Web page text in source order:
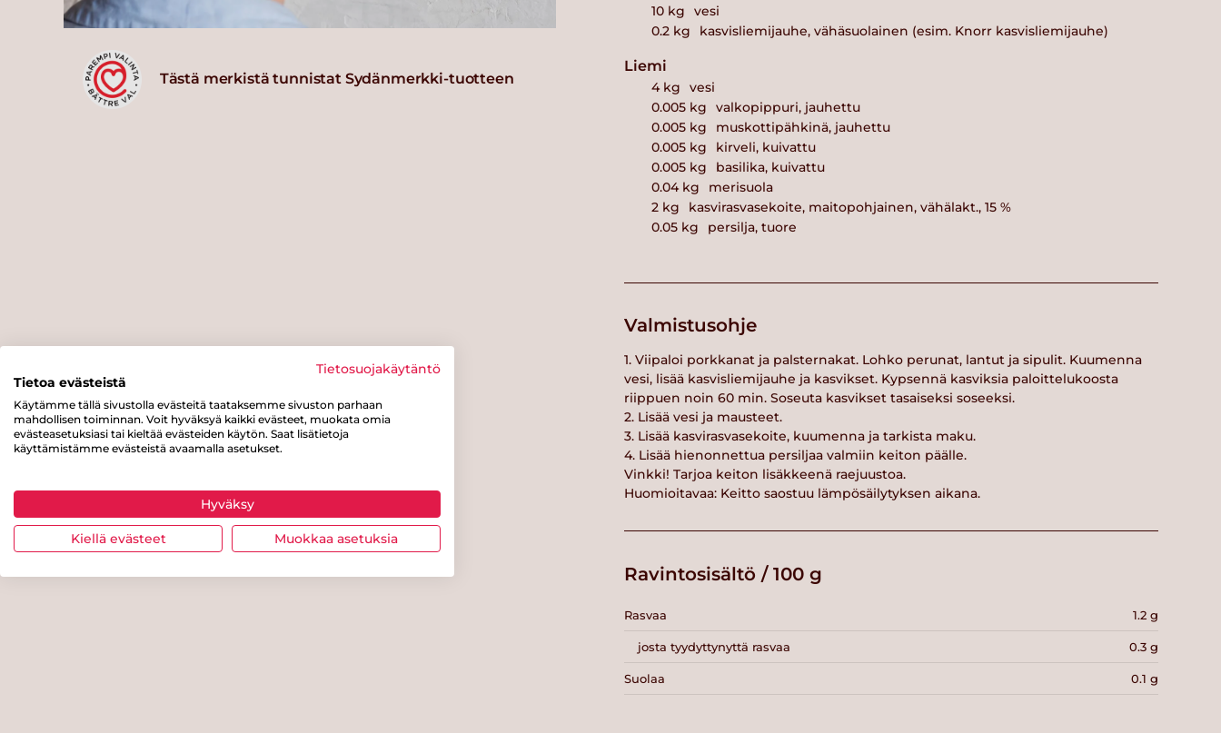
10 kg
vesi
0.2 kg kasvisliemijauhe, vähäsuolainen (esim. Knorr kasvisliemijauhe)
Liemi
4kg
vesi
0.005 kg
valkopippuri, jauhettu
0.005 kg
muskottipähkinä, jauhettu
0.005 kg
kirveli, kuivattu
0.005 kg
basilika, kuivattu
0.04kg
merisuola
2 kg
kasvirasvasekoite, maitopohjainen, vähälakt., 15 %
0.05 kg persilja, tuore
Valmistusohje
1. Viipaloi porkkanat ja palsternakat. Lohko perunat, lantut ja sipulit. Kuumenna
vesi, lisää kasvisliemijauhe ja kasvikset. Kypsennä kasviksia paloittelukoosta
riippuen noin 60 min. Soseuta kasvikset tasaiseksi soseeksi.
2. Lisää vesi ja mausteet.
3. Lisää kasvirasvasekoite, kuumenna ja tarkista maku.
4. Lisää hienonnettua persiljaa valmiin keiton päälle.
Vinkki! Tarjoa keiton lisäkkeenä raejuustoa.
Huomioitavaa: Keitto saostuu lämpösäilytyksen aikana.
Ravintosisältö / 100 g
Rasvaa 1.2 g
josta tyydyttynyttä rasvaa 0.3 g
Suolaa 0.1 g
Tästä merkistä tunnistat Sydänmerkki-tuotteen
Tietosuojakäytäntö
Tietoa evästeistä
Käytämme tällä sivustolla evästeitä taataksemme sivuston parhaan
mahdollisen toiminnan. Voit hyväksyä kaikki evästeet, muokata omia
evästeasetuksiasi tai kieltää evästeiden käytön. Saat lisätietoja
käyttämistämme evästeistä avaamalla asetukset.
Hyväksy
Kiellä evästeet Muokkaa asetuksia